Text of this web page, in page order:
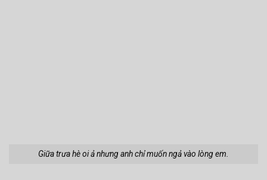
Giữa trưa hè oi ả nhưng anh chỉ muốn ngả vào lòng em.